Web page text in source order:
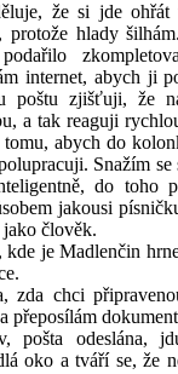
že si jde
protože hlady
internet, abych ji
poštu zjišťuji, že
a tak reaguji
abych do
Snažím
do toho
jakousi
jako člověk.
kde je Madlenčin
zda chci
přeposílám
pošta odeslána,
oko a tváří se, že